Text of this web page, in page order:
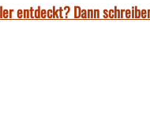
entdeckt? Dann